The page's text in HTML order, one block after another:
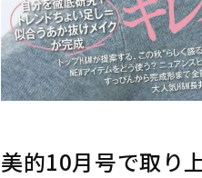
美的10月号で取り